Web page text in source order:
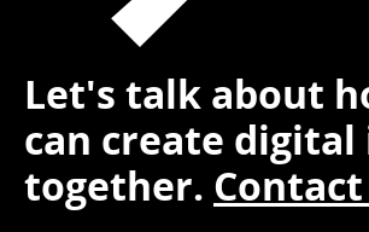
Let's talk about
can create digital
together.